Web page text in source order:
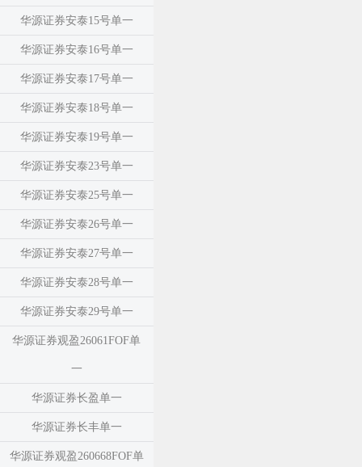
华源证券安泰15号单一
华源证券安泰16号单一
华源证券安泰17号单一
华源证券安泰18号单一
华源证券安泰19号单一
华源证券安泰23号单一
华源证券安泰25号单一
华源证券安泰26号单一
华源证券安泰27号单一
华源证券安泰28号单一
华源证券安泰29号单一
华源证券观盈26061FOF单
一
华源证券长盈单一
华源证券长丰单一
华源证券观盈260668FOF单